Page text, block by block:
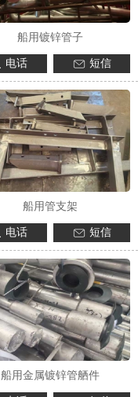
船用镀锌管子
电话 短信
船用管支架
电话 短信
船用金属镀锌管舾件